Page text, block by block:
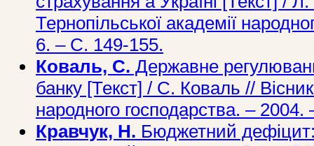
Тернопільської академії
6. – С. 149-155.
Коваль, С. Державне
банку [Текст] / С. Коваль //
народного господарства. –
Кравчук, Н. Бюджетний дефіцит: